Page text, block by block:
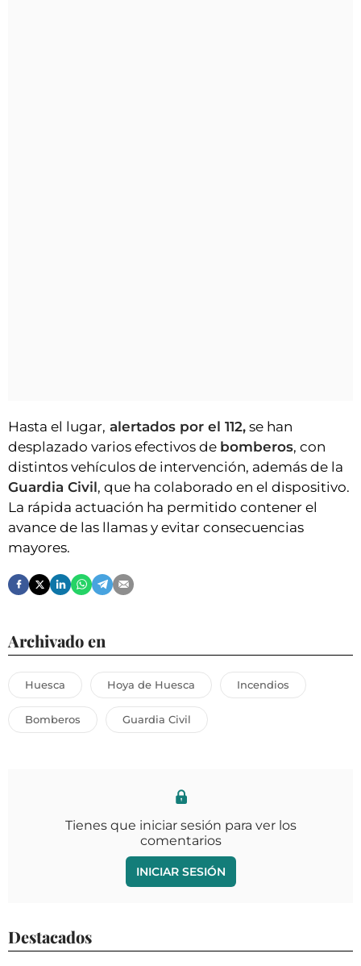
Hasta el lugar, alertados por el 112, se han
desplazado varios efectivos de bomberos, con
distintos vehículos de intervención, además de la
Guardia Civil, que ha colaborado en el dispositivo.
La rápida actuación ha permitido contener el
avance de las llamas y evitar consecuencias
mayores.
Archivado en
Huesca Hoya de Huesca Incendios
Bomberos Guardia Civil
Tienes que iniciar sesión para ver los
comentarios
INICIAR SESIÓN
Destacados